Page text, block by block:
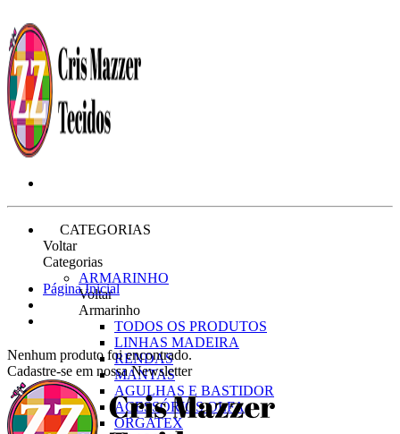
CATEGORIAS
Voltar
Categorias
ARMARINHO
Voltar
Armarinho
TODOS OS PRODUTOS
LINHAS MADEIRA
RENDAS
MANTAS
AGULHAS E BASTIDOR
ACESSÓRIOS OLFA
ORGATEX
Página Inicial
Nenhum produto foi encontrado.
Cadastre-se em nossa Newsletter